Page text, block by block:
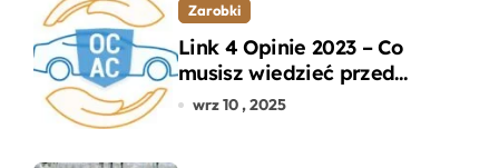
Zarobki
Link 4 Opinie 2023 – Co
musisz wiedzieć przed
wyborem ubezpieczenia
wrz 10 , 2025